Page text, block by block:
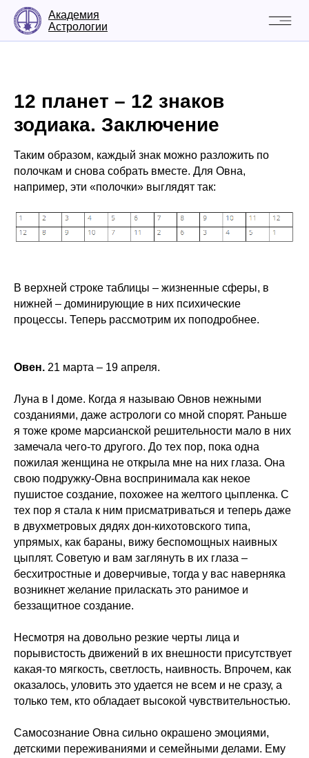
Академия
Астрологии
12 планет – 12 знаков
зодиака. Заключение
Таким образом, каждый знак можно разложить по
полочкам и снова собрать вместе. Для Овна,
например, эти «полочки» выглядят так:
В верхней строке таблицы – жизненные сферы, в
нижней – доминирующие в них психические
процессы. Теперь рассмотрим их поподробнее.
Овен. 21 марта – 19 апреля.
Луна в I доме. Когда я называю Овнов нежными
созданиями, даже астрологи со мной спорят. Раньше
я тоже кроме марсианской решительности мало в них
замечала чего-то другого. До тех пор, пока одна
пожилая женщина не открыла мне на них глаза. Она
свою подружку-Овна воспринимала как некое
пушистое создание, похожее на желтого цыпленка. С
тех пор я стала к ним присматриваться и теперь даже
в двухметровых дядях дон-кихотовского типа,
упрямых, как бараны, вижу беспомощных наивных
цыплят. Советую и вам заглянуть в их глаза –
бесхитростные и доверчивые, тогда у вас наверняка
возникнет желание приласкать это ранимое и
беззащитное создание.
Несмотря на довольно резкие черты лица и
порывистость движений в их внешности присутствует
какая-то мягкость, светлость, наивность. Впрочем, как
оказалось, уловить это удается не всем и не сразу, а
только тем, кто обладает высокой чувствительностью.
Самосознание Овна сильно окрашено эмоциями,
детскими переживаниями и семейными делами. Ему